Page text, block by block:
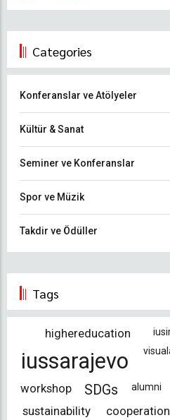
Categories
Konferanslar ve Atölyeler
Kültür & Sanat
Seminer ve Konferanslar
Spor ve Müzik
Takdir ve Ödüller
Tags
highereducation
iussarajevo
workshop SDGs alumni
sustainability cooperation